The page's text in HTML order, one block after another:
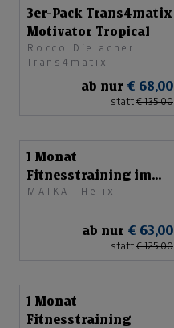
3er-Pack Trans4matix
Motivator Tropical
Rocco Dielacher
Trans4matix
ab nur € 68,00
statt € 135,00
1 Monat
Fitnesstraining im
neuen MAIKAI Helix
MAIKAI Helix
ab nur € 63,00
statt € 125,00
1 Monat
Fitnesstraining